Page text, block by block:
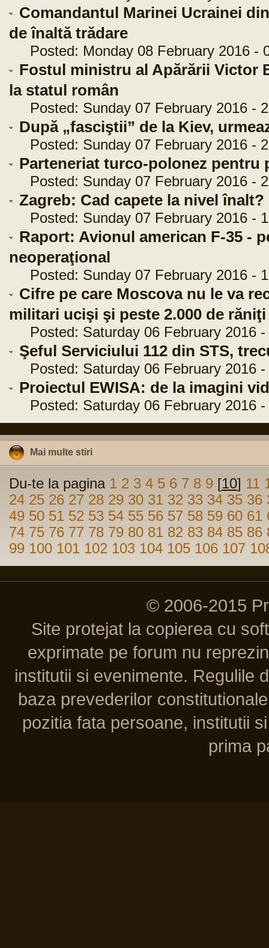
Comandantul Marinei Ucrainei
de înaltă trădare
Posted: Monday 08 February 2016 -
Fostul ministru al Apărării Victor
la statul român
Posted: Sunday 07 February 2016 -
După „fasciştii” de la Kiev,
Posted: Sunday 07 February 2016 -
Parteneriat turco-polonez pentru
Posted: Sunday 07 February 2016 -
Zagreb: Cad capete la nivel înalt?
Posted: Sunday 07 February 2016 -
Raport: Avionul american F-35 -
neoperaţional
Posted: Sunday 07 February 2016 -
Cifre pe care Moscova nu le va
militari ucişi şi peste 2.000 de răniţi
Posted: Saturday 06 February 2016 -
Şeful Serviciului 112 din STS,
Posted: Saturday 06 February 2016 -
Proiectul EWISA: de la imagini
Posted: Saturday 06 February 2016 -
Mai multe stiri
Du-te la pagina 1 2 3 4 5 6 7 8 9 [10] 11
24 25 26 27 28 29 30 31 32 33 34 35 36
49 50 51 52 53 54 55 56 57 58 59 60 61
74 75 76 77 78 79 80 81 82 83 84 85 86
99 100 101 102 103 104 105 106 107
© 2006-2015
Site protejat la copierea cu
exprimate pe forum nu
institutii si evenimente. Regulile
baza prevederilor
pozitia fata persoane, institutii
prima